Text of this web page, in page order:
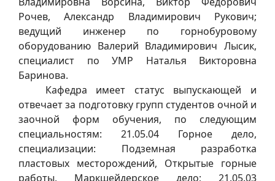
Рочев, Александр Владимирович Рукович;
ведущий инженер по горнобуровому
оборудованию Валерий Владимирович Лысик,
специалист по УМР Наталья Викторовна
Баринова.
Кафедра имеет статус выпускающей и
отвечает за подготовку групп студентов очной и
заочной форм обучения, по следующим
специальностям: 21.05.04 Горное дело,
специализации: Подземная разработка
пластовых месторождений, Открытые горные
работы, Маркшейдерское дело; 21.05.03